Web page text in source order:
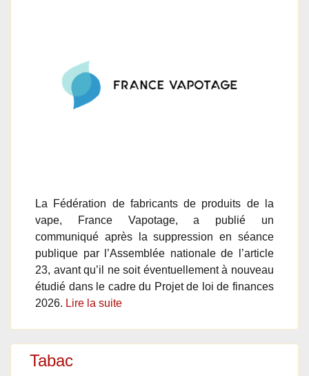
La Fédération de fabricants de produits de la
vape, France Vapotage, a publié un
communiqué après la suppression en séance
publique par l’Assemblée nationale de l’article
23, avant qu’il ne soit éventuellement à nouveau
étudié dans le cadre du Projet de loi de finances
2026. Lire la suite
Tabac